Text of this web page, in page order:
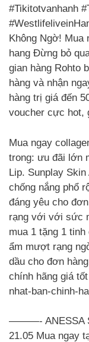
#Tikitotvanhanh
Không Ngờ! Mua
hang Đừng bỏ
gian hàng Rohto
hàng và nhận
hàng trị giá đến
voucher cực hot,
Mua ngay
trong: ưu đãi lớn
Lip. Sunplay
chống nắng phổ
đáng yêu cho
rạng với với sức
mua 1 tặng 1
ẩm mượt rạng
dầu cho đơn
chính hãng giá
nhat-ban-chinh-
———- ANESSA
21.05 Mua ngay